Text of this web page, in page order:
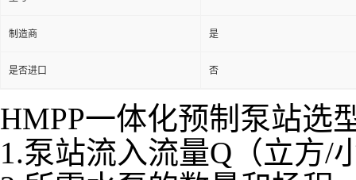
制造商 是
是否进口 否
HMPP一体化预制泵站选
1.泵站流入流量Q（立方/